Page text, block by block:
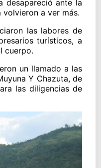
desapareció ante la
a ver más.
las labores de
turísticos, a
cuerpo.
un llamado a las
Y Chazuta, de
las diligencias de